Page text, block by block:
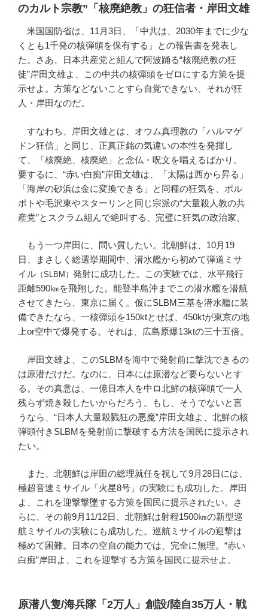
のカルト宗教”「核廃絶教」の狂信者・岸田文雄
米国国防省は、11月3日、「中共は、2030年までに少な
くとも1千発の核弾頭を保有する」との報告書を発表し
た。さあ、日本共産党と組んで阿波踊る“核廃絶教の狂
徒”岸田文雄よ、この中共の核弾頭をゼロにする方策を提
示せよ。方策などないことすら自覚できない、それが狂
人・岸田なのだ。
すなわち、岸田文雄とは、オウム真理教の「ハルマゲ
ドン狂信」と同じ、正真正銘の気違いの本性を発揮し
て、「核廃絶、核廃絶」と念仏・呪文を唱えるばかり。
要するに、“赤い白痴”岸田文雄は、「太陽は西から昇る」
「海岸の砂浜は金に変換できる」と同種の狂気を、ポル
ポトや毛沢東やスターリンと同じ宗派の“大量殺人教の共
産党”とスクラム組んで絶叫する、完璧に狂気の政治家。
もう一つ岸田に、問い質したい。北朝鮮は、10月19
日、まさしく総選挙期間中、潜水艦から初めて弾道ミサ
イル （SLBM） 発射に成功した。この実験では、水平飛行
距離590㎞を飛翔した。能登半島沖までこの潜水艦を潜航
させてきたら、東京に届く。仮にSLBM三基を潜水艦に装
備できたなら、一核弾頭を150ktとせば、450ktが東京の地
上or空中で爆発する。それは、広島原爆13ktの三十五倍。
岸田文雄よ、このSLBMを海中で発射前に撃沈できるの
は原潜だけだ。なのに、日本には原潜など要らないとす
る。その真意は、一億日本人を中ロ北鮮の核弾頭で一人
残らず焼き殺したいからだろう。もし、そうでないと言
うなら、“日本人大量殺戮狂の悪魔”岸田文雄よ、北鮮の核
弾頭付きSLBMを発射前に撃破する方法を国民に提示され
たい。
また、北朝鮮は岸田の総理就任を祝して9月28日には、
極超音速ミサイル「火星8号」の実験にも成功した。岸田
よ、これを迎撃撃墜する方策を国民に提示されたい。さ
らに、その前9月11/12日、北朝鮮は射程1500㎞の新型巡
航ミサイルの実験にも成功した。巡航ミサイルの迎撃は
極めて困難。日本の空自の能力では、完全に無理。“赤い
白痴”岸田よ、これを迎撃する方策を国民に提示せよ。
原潜八隻/海兵隊「2万人」創設/陸自35万人・戦